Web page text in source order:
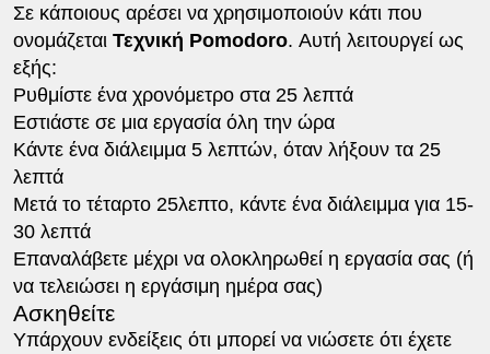
Σε κάποιους αρέσει να χρησιμοποιούν κάτι που
ονομάζεται Τεχνική Pomodoro. Αυτή λειτουργεί ως
εξής:
Ρυθμίστε ένα χρονόμετρο στα 25 λεπτά
Εστιάστε σε μια εργασία όλη την ώρα
Κάντε ένα διάλειμμα 5 λεπτών, όταν λήξουν τα 25
λεπτά
Μετά το τέταρτο 25λεπτο, κάντε ένα διάλειμμα για 15-
30 λεπτά
Επαναλάβετε μέχρι να ολοκληρωθεί η εργασία σας (ή
να τελειώσει η εργάσιμη ημέρα σας)
Ασκηθείτε
Υπάρχουν ενδείξεις ότι μπορεί να νιώσετε ότι έχετε